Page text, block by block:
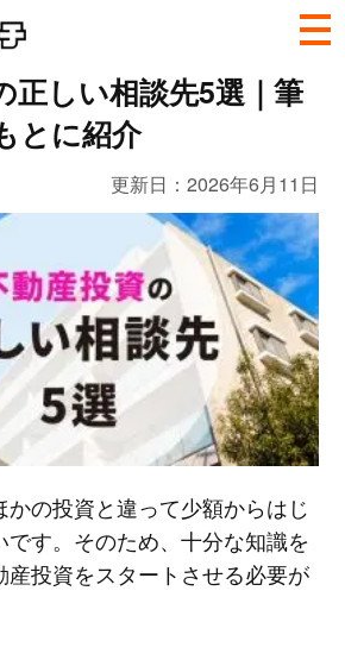
正しい相談先5選｜筆
とに紹介
更新日：2026年6月11日
の投資と違って少額からはじ
す。そのため、十分な知識を
産投資をスタートさせる必要が